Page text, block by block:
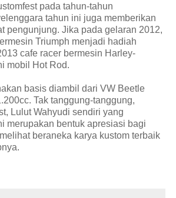
pada tahun-tahun
tahun ini juga memberikan
pengunjung. Jika pada gelaran 2012,
Triumph menjadi hadiah
cafe racer bermesin Harley-
mobil Hot Rod.
basis diambil dari VW Beetle
Tak tanggung-tanggung,
Lulut Wahyudi sendiri yang
merupakan bentuk apresiasi bagi
beraneka karya kustom terbaik